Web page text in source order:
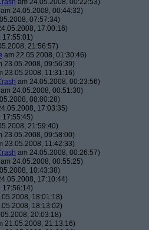
am 24.05.2008, 00:22:53)
am 24.05.2008, 00:44:32)
07:57:34)
17:00:16)
17:55:01)
21:56:57)
am 22.05.2008, 01:30:46)
23.05.2008, 09:56:39)
23.05.2008, 11:31:16)
am 24.05.2008, 00:23:56)
am 24.05.2008, 00:51:30)
08:00:28)
17:03:35)
17:55:45)
21:59:40)
23.05.2008, 09:58:00)
23.05.2008, 11:42:33)
am 24.05.2008, 00:26:57)
am 24.05.2008, 00:55:25)
10:43:38)
17:10:44)
17:56:14)
18:01:18)
18:13:02)
20:03:18)
21.05.2008, 21:13:16)